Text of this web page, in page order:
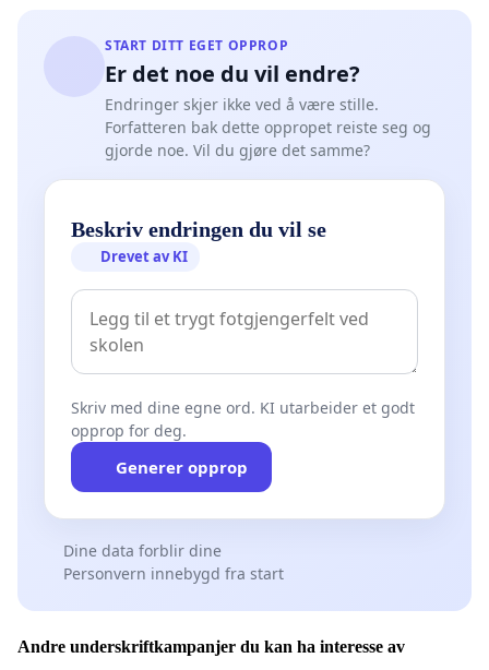
START DITT EGET OPPROP
Er det noe du vil endre?
Endringer skjer ikke ved å være stille.
Forfatteren bak dette oppropet reiste seg og
gjorde noe. Vil du gjøre det samme?
Beskriv endringen du vil se
Drevet av KI
Skriv med dine egne ord. KI utarbeider et godt
opprop for deg.
Generer opprop
Dine data forblir dine
Personvern innebygd fra start
Andre underskriftkampanjer du kan ha interesse av